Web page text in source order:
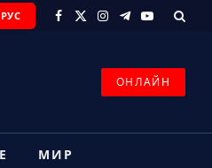
РУС
Facebook
X
Instagram
Telegram
YouTube
ОНЛАЙН
МИР